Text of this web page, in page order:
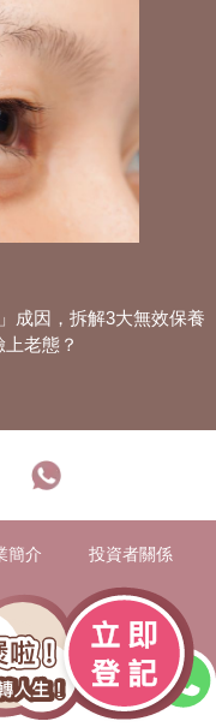
成因，拆解3大無效保養
老態？
簡介 投資者關係
LIMITED 2026